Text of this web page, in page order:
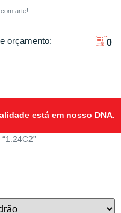
arte!
orçamento: 0
está em nosso DNA.